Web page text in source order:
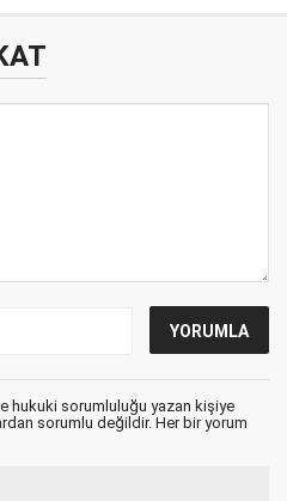
hukuki sorumluluğu yazan kişiye
sorumlu değildir. Her bir yorum